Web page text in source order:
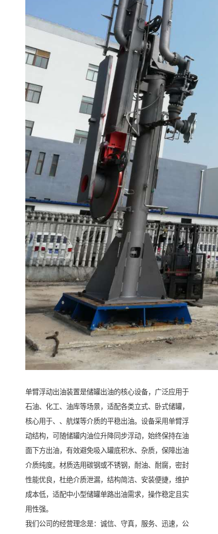
单臂浮动出油装置是储罐出油的核心设备，广泛应用于
石油、化工、油库等场景，适配各类立式、卧式储罐，
核心用于、、航煤等介质的平稳出油。设备采用单臂浮
动结构，可随储罐内油位升降同步浮动，始终保持在油
面下方出油，有效避免吸入罐底积水、杂质，保障出油
介质纯度。材质选用碳钢或不锈钢，耐油、耐腐，密封
性能优良，杜绝介质泄漏，结构简洁、安装便捷，维护
成本低，适配中小型储罐单路出油需求，操作稳定且实
用性强。
我们公司的经营理念是：诚信、守真，服务、迅速，公